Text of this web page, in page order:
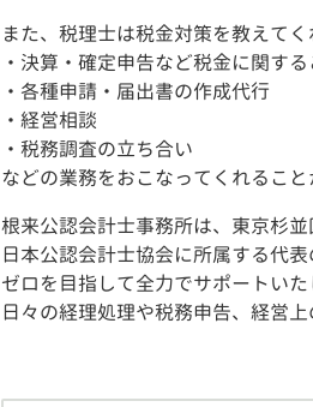
また、税理士は税金対策を教えてく
・決算・確定申告など税金に関す
・各種申請・届出書の作成代行
・経営相談
・税務調査の立ち合い
などの業務をおこなってくれるこ
根来公認会計士事務所は、東京杉
日本公認会計士協会に所属する代
ゼロを目指して全力でサポートいた
日々の経理処理や税務申告、経営